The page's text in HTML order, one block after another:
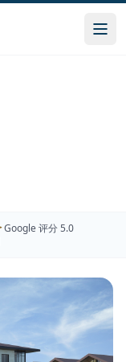
Google 评分 5.0